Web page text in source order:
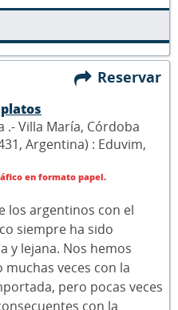
Reservar
.- Villa María, Córdoba
Argentina) : Eduvim,
en formato papel.
los argentinos con el
siempre ha sido
y lejana. Nos hemos
veces con la
pero pocas veces
con la